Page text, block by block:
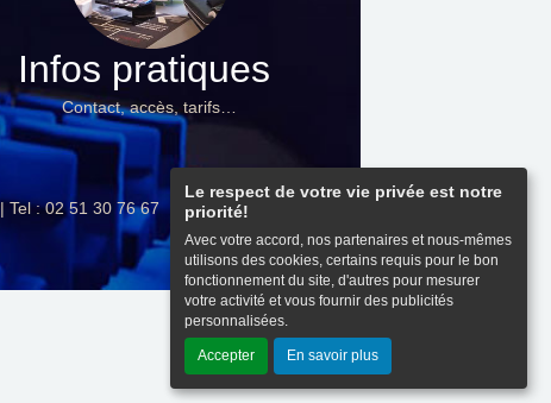
Le respect de votre vie privée est notre
priorité!
Avec votre accord, nos partenaires et nous-mêmes
utilisons des cookies, certains requis pour le bon
fonctionnement du site, d'autres pour mesurer
votre activité et vous fournir des publicités
personnalisées.
Accepter En savoir plus
Infos pratiques
Contact, accès, tarifs…
| Tel : 02 51 30 76 67
Haut de page